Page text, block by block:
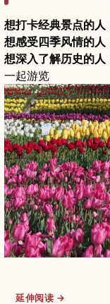
想打卡经典景点的人
想感受四季风情的人
想深入了解历史的人
一起游览
延伸阅读 →